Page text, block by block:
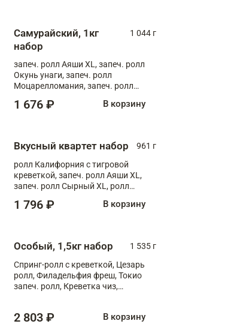
Самурайский, 1кг
набор
1 044 г
запеч. ролл Аяши XL, запеч. ролл
Окунь унаги, запеч. ролл
Моцарелломания, запеч. ролл
1 676 ₽ В корзину
Вкусный квартет набор
961 г
ролл Калифорния с тигровой
креветкой, запеч. ролл Аяши XL,
запеч. ролл Сырный XL, ролл
1 796 ₽ В корзину
Особый, 1,5кг набор
1 535 г
Спринг-ролл с креветкой, Цезарь
ролл, Филадельфия фреш, Токио
запеч. ролл, Креветка чиз,
2 803 ₽ В корзину